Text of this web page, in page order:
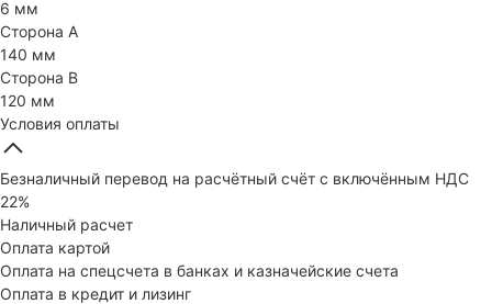
6 мм
Сторона А
140 мм
Сторона В
120 мм
Условия оплаты
Безналичный перевод на расчётный счёт с включённым НДС
22%
Наличный расчет
Оплата картой
Оплата на спецсчета в банках и казначейские счета
Оплата в кредит и лизинг